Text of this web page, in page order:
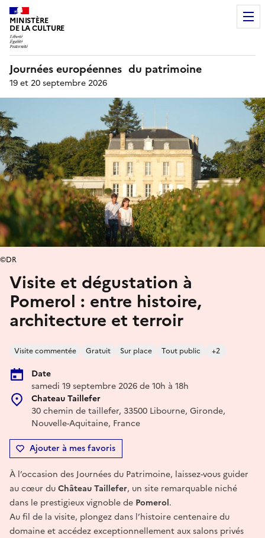
MINISTÈRE
DE LA CULTURE
Journées européennes du patrimoine
19 et 20 septembre 2026
Visite et dégustation à
Pomerol : entre histoire,
architecture et terroir
Visite commentée Gratuit Sur place Tout public +2
Date
samedi 19 septembre 2026 de 10h à 18h
Chateau Taillefer
30 chemin de taillefer, 33500 Libourne, Gironde,
Nouvelle-Aquitaine, France
Ajouter à mes favoris
©DR
À l’occasion des Journées du Patrimoine, laissez-vous guider
au cœur duChâteau Taillefer, un site remarquable niché
dans le prestigieux vignoble de Pomerol.
Au fil de la visite, plongez dans l’histoire centenaire du
domaine et accédez exceptionnellement aux salons privés